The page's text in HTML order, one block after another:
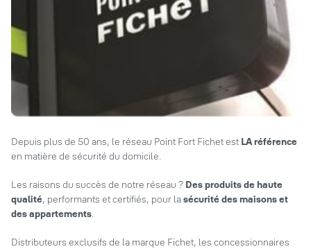
Depuis plus de 50 ans, le réseau Point Fort Fichet est LA référence
en matière de sécurité du domicile.
Les raisons du succès de notre réseau ? Des produits de haute
qualité, performants et certifiés, pour lasécurité des maisons et
des appartements
Distributeurs exclusifs de la marque Fichet, les concessionnaires